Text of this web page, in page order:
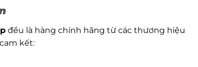
đều là hàng chính hãng từ các thương hiệu
kết: